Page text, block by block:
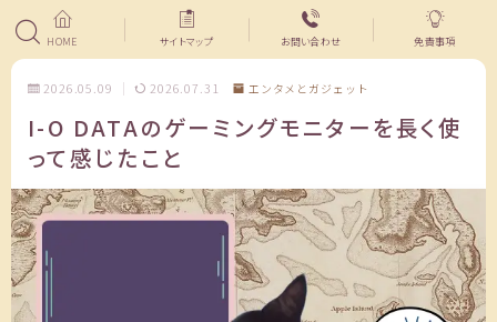
HOME サイトマップ お問い合わせ 免責事項
2026.05.09 2026.07.31 エンタメとガジェット
I-O DATAのゲーミングモニターを長く使
って感じたこと